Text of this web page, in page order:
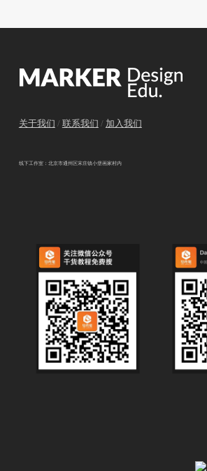
关于我们 / 联系我们 / 加入我们
线下工作室：北京市通州区宋庄镇小堡画家村内